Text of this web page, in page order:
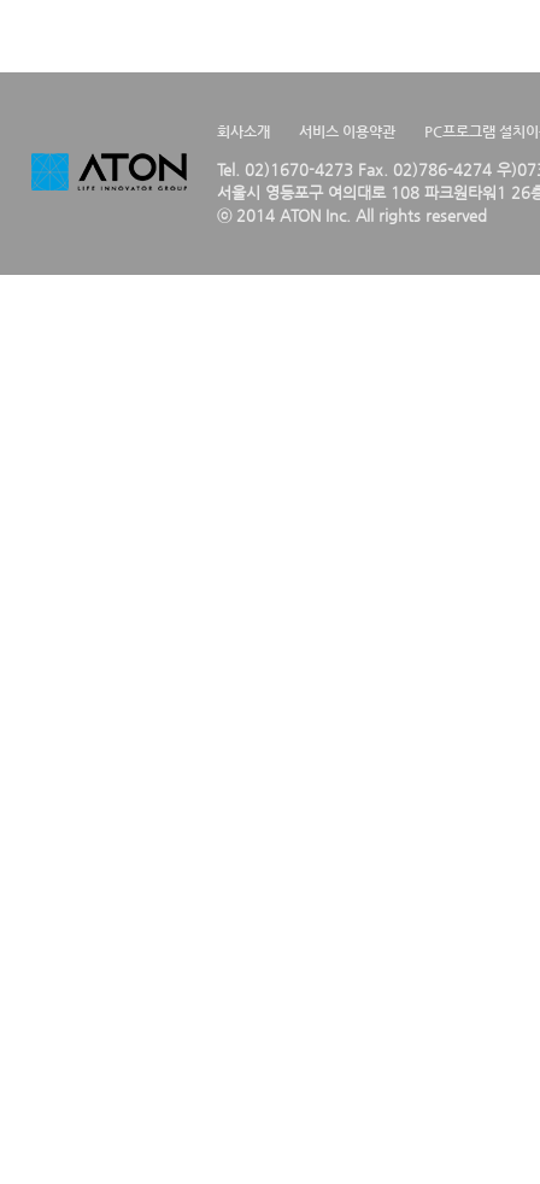
회사소개 서비스 이용약관 PC프로그램 설치
Tel. 02)1670-4273 Fax. 02)786-4274 우
서울시 영등포구 여의대로 108 파크원타워1 26
ⓒ 2014 ATON Inc. All rights reserved